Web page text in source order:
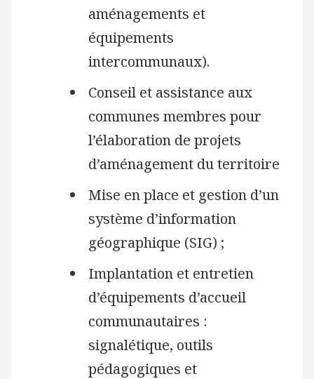
aménagements et
équipements
intercommunaux).
Conseil et assistance aux
communes membres pour
l’élaboration de projets
d’aménagement du territoire
Mise en place et gestion d’un
système d’information
géographique (SIG) ;
Implantation et entretien
d’équipements d’accueil
communautaires :
signalétique, outils
pédagogiques et